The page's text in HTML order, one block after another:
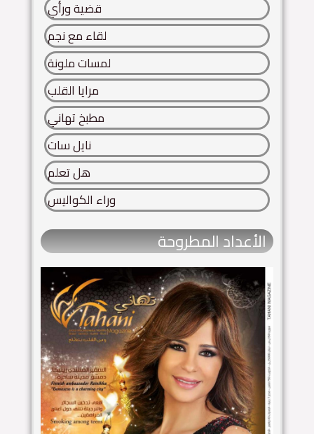
قضية ورأي
لقاء مع نجم
لمسات ملونة
مرايا القلب
مطبخ تهاني
نايل سات
هل تعلم
وراء الكواليس
الأعداد المطروحة​